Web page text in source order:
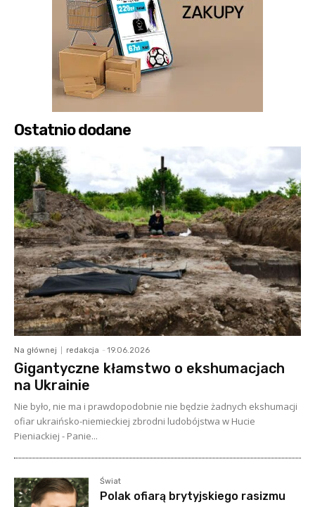
Ostatnio dodane
Na głównej redakcja - 19.06.2026
Gigantyczne kłamstwo o ekshumacjach
na Ukrainie
Nie było, nie ma i prawdopodobnie nie będzie żadnych ekshumacji
ofiar ukraińsko-niemieckiej zbrodni ludobójstwa w Hucie
Pieniackiej - Panie...
Świat
Polak ofiarą brytyjskiego rasizmu